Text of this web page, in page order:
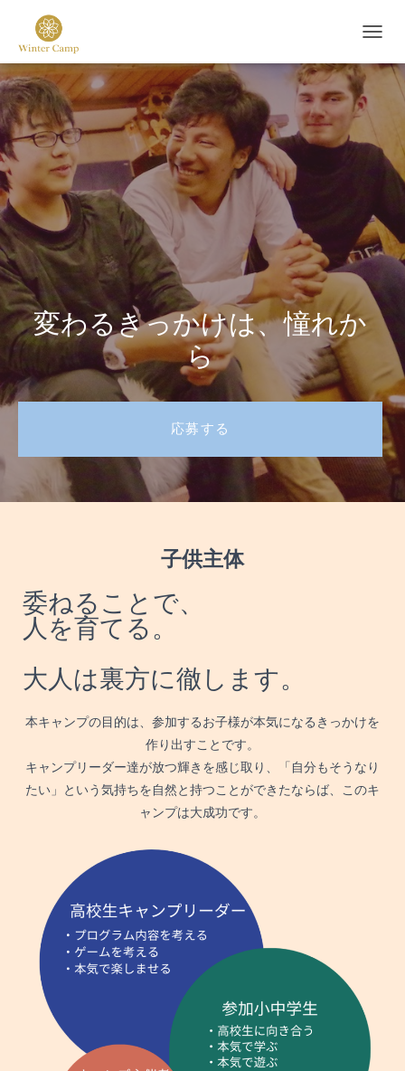
ビ
ョ
ン
替
え
変わるきっかけは、憧れか
ら
応募する
子供主体
委ねることで、
人を育てる。
大人は裏方に徹します。
本キャンプの目的は、参加するお子様が本気になるきっかけを
作り出すことです。
キャンプリーダー達が放つ輝きを感じ取り、「自分もそうなり
たい」という気持ちを自然と持つことができたならば、このキ
ャンプは大成功です。